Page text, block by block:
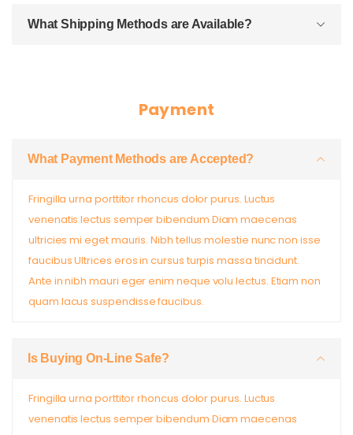
What Shipping Methods are Available?
Payment
What Payment Methods are Accepted?
Fringilla urna porttitor rhoncus dolor purus. Luctus
venenatis lectus semper bibendum Diam maecenas
ultricies mi eget mauris. Nibh tellus molestie nunc non isse
faucibus Ultrices eros in cursus turpis massa tincidunt.
Ante in nibh mauri eger enim neque volu lectus. Etiam non
quam lacus suspendisse faucibus.
Is Buying On-Line Safe?
Fringilla urna porttitor rhoncus dolor purus. Luctus
venenatis lectus semper bibendum Diam maecenas